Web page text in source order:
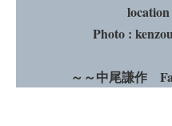
Photo :
～～中尾謙作